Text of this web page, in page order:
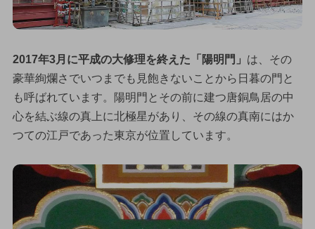
2017年3月に平成の大修理を終えた「陽明門」 は、その
豪華絢爛さでいつまでも見飽きないことから日暮の門と
も呼ばれています。陽明門とその前に建つ唐銅鳥居の中
心を結ぶ線の真上に北極星があり、その線の真南にはか
つての江戸であった東京が位置しています。